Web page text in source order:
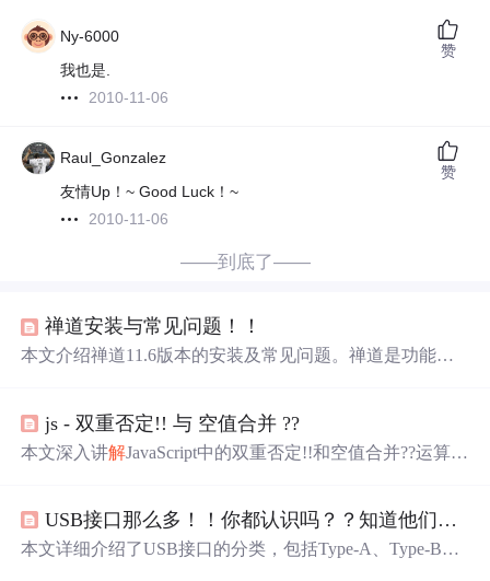
Ny-6000
我也是.
2010-11-06
赞
Raul_Gonzalez
友情Up！~ Good Luck！~
2010-11-06
赞
——到底了——
禅道安装与常见问题！！
本文介绍禅道11.6版本的安装及常见问题。禅道是功能完
关密码。还列举安装时80端口被占用、数据库密码不正确
等问题及解决办法。
js - 双重否定!! 与 空值合并 ??
本文深入讲解JavaScript中的双重否定!!和空值合并??运算
开发者写出更安全、简洁的代码。
USB接口那么多！！你都认识吗？？知道他们的区别吗？？
本文详细介绍了USB接口的分类，包括Type-A、Type-B和